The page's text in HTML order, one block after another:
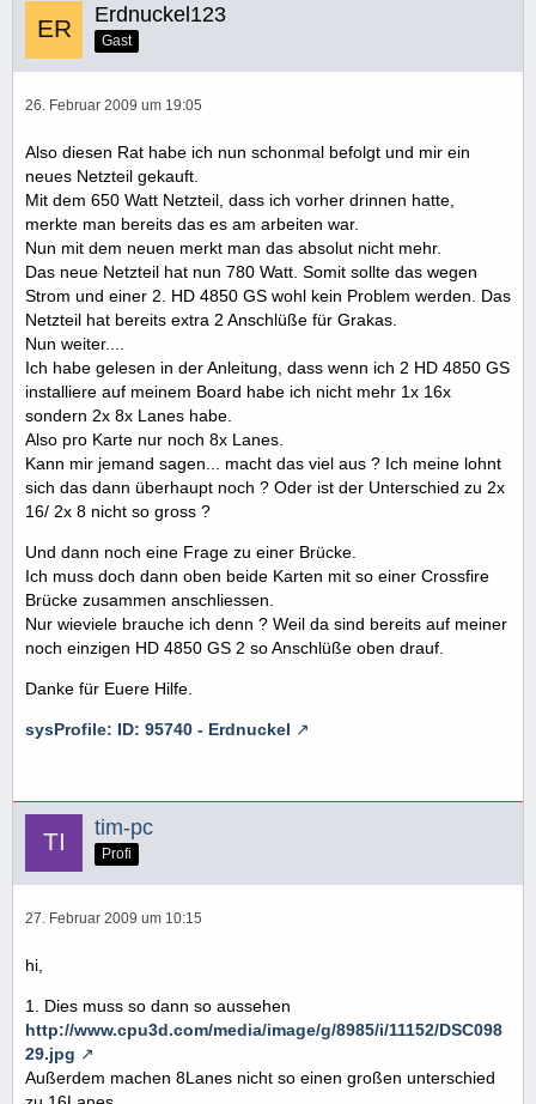
Erdnuckel123
Gast
26. Februar 2009 um 19:05
Also diesen Rat habe ich nun schonmal befolgt und mir ein
neues Netzteil gekauft.
Mit dem 650 Watt Netzteil, dass ich vorher drinnen hatte,
merkte man bereits das es am arbeiten war.
Nun mit dem neuen merkt man das absolut nicht mehr.
Das neue Netzteil hat nun 780 Watt. Somit sollte das wegen
Strom und einer 2. HD 4850 GS wohl kein Problem werden. Das
Netzteil hat bereits extra 2 Anschlüße für Grakas.
Nun weiter....
Ich habe gelesen in der Anleitung, dass wenn ich 2 HD 4850 GS
installiere auf meinem Board habe ich nicht mehr 1x 16x
sondern 2x 8x Lanes habe.
Also pro Karte nur noch 8x Lanes.
Kann mir jemand sagen... macht das viel aus ? Ich meine lohnt
sich das dann überhaupt noch ? Oder ist der Unterschied zu 2x
16/ 2x 8 nicht so gross ?
Und dann noch eine Frage zu einer Brücke.
Ich muss doch dann oben beide Karten mit so einer Crossfire
Brücke zusammen anschliessen.
Nur wieviele brauche ich denn ? Weil da sind bereits auf meiner
noch einzigen HD 4850 GS 2 so Anschlüße oben drauf.
Danke für Euere Hilfe.
sysProfile: ID: 95740 - Erdnuckel
tim-pc
Profi
27. Februar 2009 um 10:15
hi,
1. Dies muss so dann so aussehen
http://www.cpu3d.com/media/image/g/8985/i/11152/DSC098
29.jpg
Außerdem machen 8Lanes nicht so einen großen unterschied